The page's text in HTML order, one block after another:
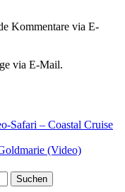
Kommentare via E-
via E-Mail.
Safari – Coastal Cruise
(Video)